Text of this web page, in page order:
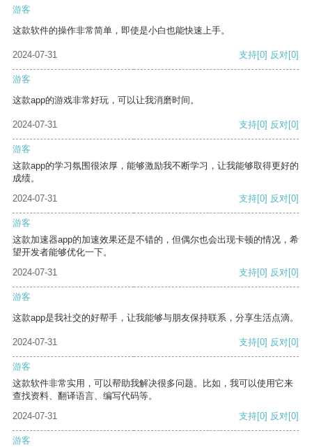
游客
这款软件的操作非常简单，即使是小白也能快速上手。
2024-07-31 支持[0] 反对[0]
游客
这款app的游戏非常好玩，可以让我消磨时间。
2024-07-31 支持[0] 反对[0]
游客
这款app的学习氛围很浓厚，能够激励我不断学习，让我能够取得更好的
成绩。
2024-07-31
支持[0] 反对[0]
游客
这款加速器app的加速效果还是不错的，但偶尔也会出现卡顿的情况，希
望开发者能够优化一下。
2024-07-31
支持[0] 反对[0]
游客
这款app是我社交的好帮手，让我能够与朋友保持联系，分享生活点滴。
2024-07-31 支持[0] 反对[0]
游客
这款软件非常实用，可以帮助我解决很多问题。比如，我可以使用它来
查找资料、翻译语言、编写代码等。
2024-07-31
支持[0] 反对[0]
游客